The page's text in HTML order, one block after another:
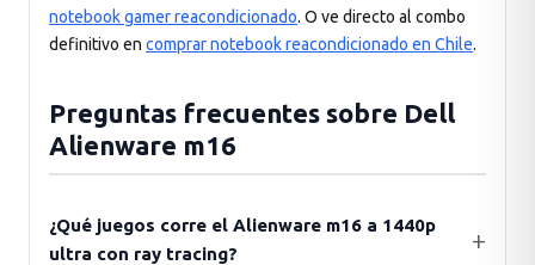
notebook gamer reacondicionado. O ve directo al combo
definitivo en comprar notebook reacondicionado en Chile.
Preguntas frecuentes sobre Dell
Alienware m16
¿Qué juegos corre el Alienware m16 a 1440p
ultra con ray tracing?